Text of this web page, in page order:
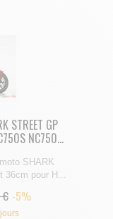
STREET GP
NC750...
SHARK
pour H...
€ -5%